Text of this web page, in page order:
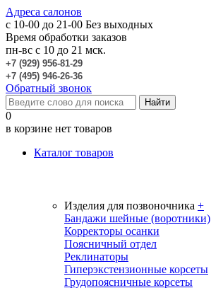
Адреса салонов
c 10-00 до 21-00 Без выходных
Время обработки заказов
пн-вс с 10 до 21 мск.
+7 (929) 956-81-29
+7 (495) 946-26-36
Обратный звонок
0
в корзине нет товаров
Каталог товаров
Изделия для позвоночника +
Бандажи шейные (воротники)
Корректоры осанки
Поясничный отдел
Реклинаторы
Гиперэкстензионные корсеты
Грудопоясничные корсеты